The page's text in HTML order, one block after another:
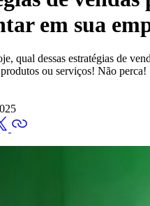
em sua
qual dessas estratégias de
ou serviços! Não perca!